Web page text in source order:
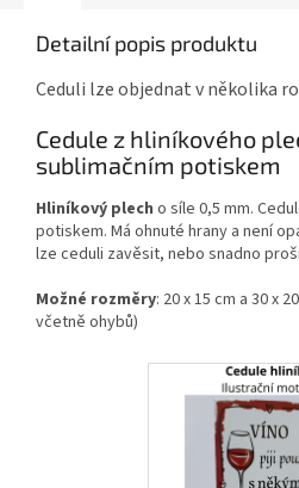
Detailní popis produktu
Ceduli lze objednat v několika
Cedule z hliníkového
sublimačním potiskem
Hliníkový plech o síle 0,5 mm.
potiskem. Má ohnuté hrany a není
lze ceduli zavěsit, nebo snadno
Možné rozměry: 20 x 15 cm a 30 x
včetně ohybů)